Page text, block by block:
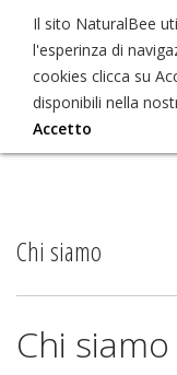
+39 0522 / 6566
PRODOTTI
CONTATTI
Chi siamo
Chi siamo
Il sito NaturalBee
l'esperinza di
cookies clicca su
disponibili nella
Accetto